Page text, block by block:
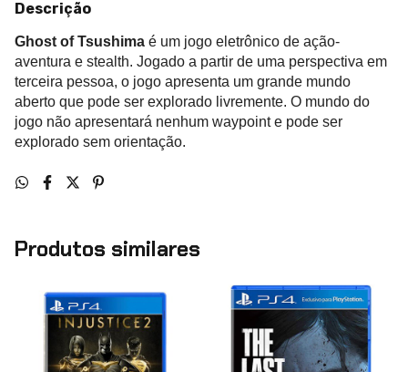
Descrição
Ghost of Tsushima é um jogo eletrônico de ação-
aventura e stealth. Jogado a partir de uma perspectiva em
terceira pessoa, o jogo apresenta um grande mundo
aberto que pode ser explorado livremente. O mundo do
jogo não apresentará nenhum waypoint e pode ser
explorado sem orientação.
Produtos similares